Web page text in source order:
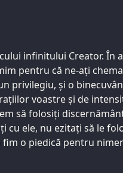
infinitului Creator. În
pentru că ne-ați
privilegiu, și o
voastre și de
să folosiți
cu ele, nu ezitați să le
o piedică pentru